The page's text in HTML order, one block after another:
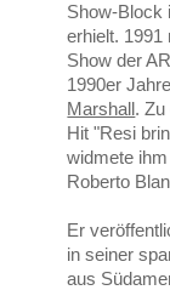
Show-Block
erhielt.
Show der
1990er
Marshall. Zu
Hit "Resi
widmete
Roberto
Er
in seiner
aus